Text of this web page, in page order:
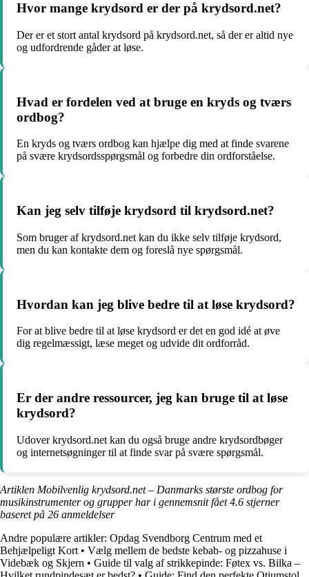
Hvor mange krydsord er der på krydsord.net?
Der er et stort antal krydsord på krydsord.net, så der er altid nye
og udfordrende gåder at løse.
Hvad er fordelen ved at bruge en kryds og tværs
ordbog?
En kryds og tværs ordbog kan hjælpe dig med at finde svarene
på svære krydsordsspørgsmål og forbedre din ordforståelse.
Kan jeg selv tilføje krydsord til krydsord.net?
Som bruger af krydsord.net kan du ikke selv tilføje krydsord,
men du kan kontakte dem og foreslå nye spørgsmål.
Hvordan kan jeg blive bedre til at løse krydsord?
For at blive bedre til at løse krydsord er det en god idé at øve
dig regelmæssigt, læse meget og udvide dit ordforråd.
Er der andre ressourcer, jeg kan bruge til at løse
krydsord?
Udover krydsord.net kan du også bruge andre krydsordbøger
og internetsøgninger til at finde svar på svære spørgsmål.
Artiklen Mobilvenlig krydsord.net – Danmarks største ordbog for
musikinstrumenter og grupper har i gennemsnit fået4.6 stjerner
baseret på 26 anmeldelser
Andre populære artikler: Opdag Svendborg Centrum med et
Behjælpeligt Kort • Vælg mellem de bedste kebab- og pizzahuse i
Videbæk og Skjern • Guide til valg af strikkepinde: Føtex vs. Bilka –